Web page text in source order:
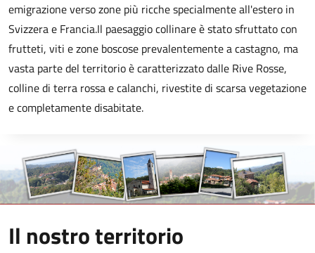
emigrazione verso zone più ricche specialmente all'estero in
Svizzera e Francia.Il paesaggio collinare è stato sfruttato con
frutteti, viti e zone boscose prevalentemente a castagno, ma
vasta parte del territorio è caratterizzato dalle Rive Rosse,
colline di terra rossa e calanchi, rivestite di scarsa vegetazione
e completamente disabitate.
Il nostro territorio